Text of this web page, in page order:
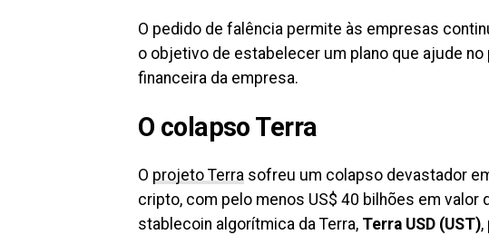
O pedido de falência permite às empresas
o objetivo de estabelecer um plano que ajude
financeira da empresa.
O colapso Terra
O projeto Terra sofreu um colapso devastador
cripto, com pelo menos US$ 40 bilhões em
stablecoin algorítmica da Terra, Terra USD (UST),